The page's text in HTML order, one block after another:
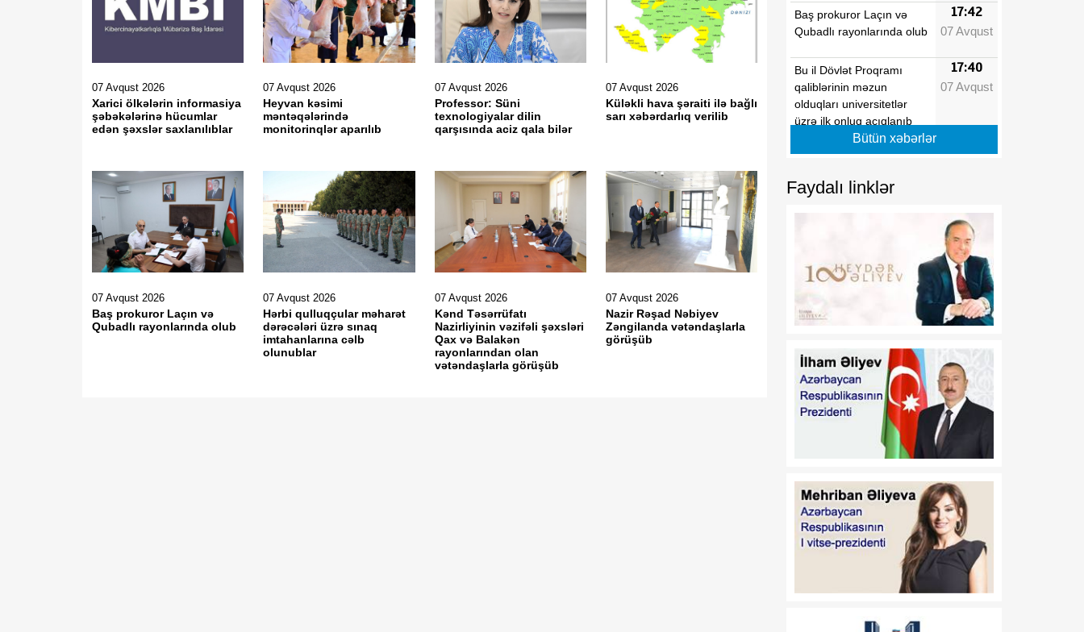
07 Avqust 2026
Xarici ölkələrin informasiya
şəbəkələrinə hücumlar
edən şəxslər saxlanılıblar
07 Avqust 2026
Heyvan kəsimi
məntəqələrində
monitorinqlər aparılıb
07 Avqust 2026
Professor: Süni
texnologiyalar dilin
qarşısında aciz qala bilər
07 Avqust 2026
Küləkli hava şəraiti ilə bağlı
sarı xəbərdarlıq verilib
07 Avqust 2026
Baş prokuror Laçın və
Qubadlı rayonlarında olub
07 Avqust 2026
Hərbi qulluqçular məharət
dərəcələri üzrə sınaq
imtahanlarına cəlb
olunublar
07 Avqust 2026
Kənd Təsərrüfatı
Nazirliyinin vəzifəli şəxsləri
Qax və Balakən
rayonlarından olan
vətəndaşlarla görüşüb
07 Avqust 2026
Nazir Rəşad Nəbiyev
Zəngilanda vətəndaşlarla
görüşüb
Baş prokuror Laçın və
Qubadlı rayonlarında olub
17:42
07 Avqust
Bu il Dövlət Proqramı
qaliblərinin məzun
olduqları universitetlər
üzrə ilk onluq açıqlanıb
17:40
07 Avqust
modelinə beynəlxalq
dəstəyi təsdiqlədi
17:39
dərəcələri üzrə sınaq
imtahanlarına cəlb
17:36
07 Avqust
elementinə çevrilən
Zəngəzur dəhlizi: Birillik
Vaşinqton diplomatiyasının
uğurları
07 Avqust
Trans-Xəzər fiber-optik
Avrasiyanın rəqəmsal
körpüsünə çevirir
07 Avqust
Ukraynalı ekspert:
Azərbaycan xarici
prioritetinin yalnız milli
olduğunu nümayiş etdirir
16:34
07 Avqust
Bütün xəbərlər
Faydalı linklər